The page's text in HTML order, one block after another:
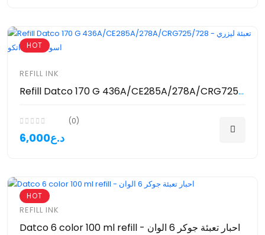
HOT
REFILL INK
Refill Datco 170 G 436A/CE285A/278A/CRG725/728 - تعبئة ليزري اسود ماركة داتكو
(0)
6,000د.ع
HOT
REFILL INK
Datco 6 color 100 ml refill - احبار تعبئة جوكر 6 الوان